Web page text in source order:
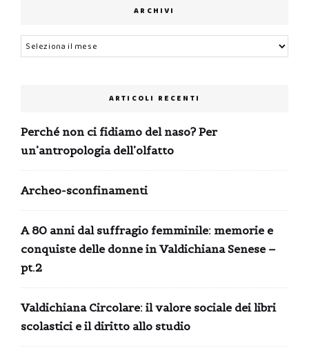
ARCHIVI
Archivi
ARTICOLI RECENTI
Perché non ci fidiamo del naso? Per
un’antropologia dell’olfatto
Archeo-sconfinamenti
A 80 anni dal suffragio femminile: memorie e
conquiste delle donne in Valdichiana Senese –
pt.2
Valdichiana Circolare: il valore sociale dei libri
scolastici e il diritto allo studio